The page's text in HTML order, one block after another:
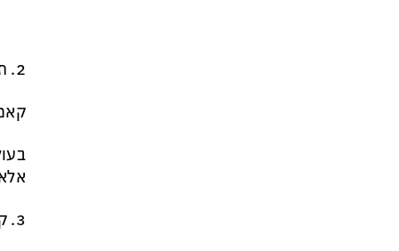
2. תשוקה במקום תכלית
3. קבלה מודעת